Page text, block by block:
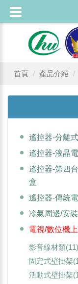
首頁 產品介紹
遙控器-分離
遙控器-液晶
遙控器-第四
盒
遙控器-傳統
冷氣周邊/安
電視/數位機
影音線材類(11)
固定式壁掛架
活動式壁掛架